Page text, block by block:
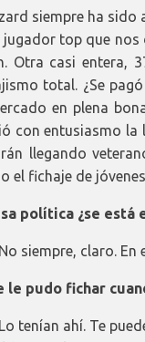
siempre ha sido
jugador top que nos
Otra casi entera,
total. ¿Se
en plena
con entusiasmo la
llegando
el fichaje de
política ¿se está
siempre, claro. En
le pudo fichar
tenían ahí. Te